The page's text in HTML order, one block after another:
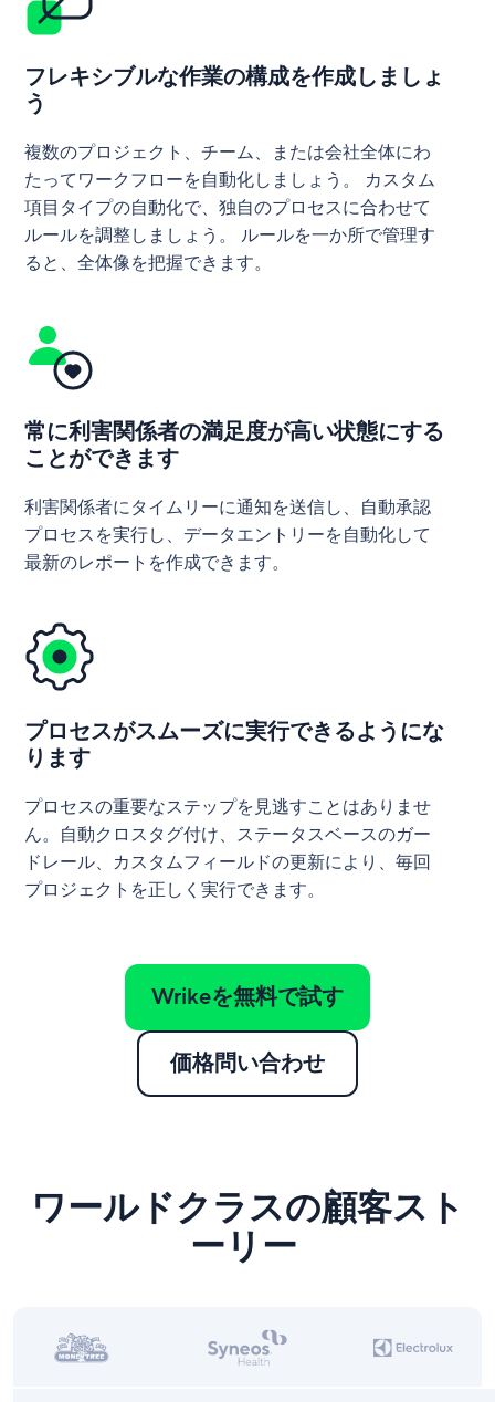
フレキシブルな作業の構成を作成しましょ
う
複数のプロジェクト、チーム、または会社全体にわ
たってワークフローを自動化しましょう。 カスタム
項目タイプの自動化で、独自のプロセスに合わせて
ルールを調整しましょう。 ルールを一か所で管理す
ると、全体像を把握できます。
常に利害関係者の満足度が高い状態にする
ことができます
利害関係者にタイムリーに通知を送信し、自動承認
プロセスを実行し、データエントリーを自動化して
最新のレポートを作成できます。
プロセスがスムーズに実行できるようにな
ります
プロセスの重要なステップを見逃すことはありませ
ん。自動クロスタグ付け、ステータスベースのガー
ドレール、カスタムフィールドの更新により、毎回
プロジェクトを正しく実行できます。
Wrikeを無料で試す
価格問い合わせ
ワールドクラスの顧客スト
ーリー